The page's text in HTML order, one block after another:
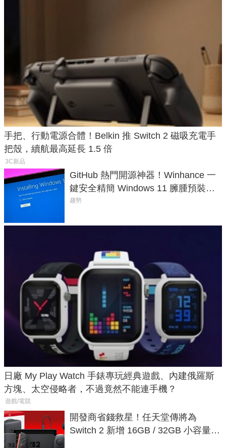
手把、行動電源合體！Belkin 推 Switch 2 磁吸充電手
把殼，續航最高延長 1.5 倍
3C新品
GitHub 熱門開源神器！Winhance 一
鍵安全精簡 Windows 11 臃腫預裝軟
體與後台追蹤
趨勢
日廠 My Play Watch 手錶專玩經典遊戲、內建俄羅斯
方塊、太空侵略者，不過竟然不能連手機？
遊戲/電競
開發商省錢救星！任天堂傳將為
Switch 2 新增 16GB / 32GB 小容量遊